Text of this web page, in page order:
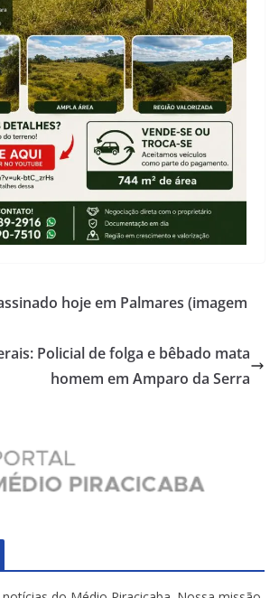
hoje em Palmares (imagem
Policial de folga e bêbado mata
homem em Amparo da Serra